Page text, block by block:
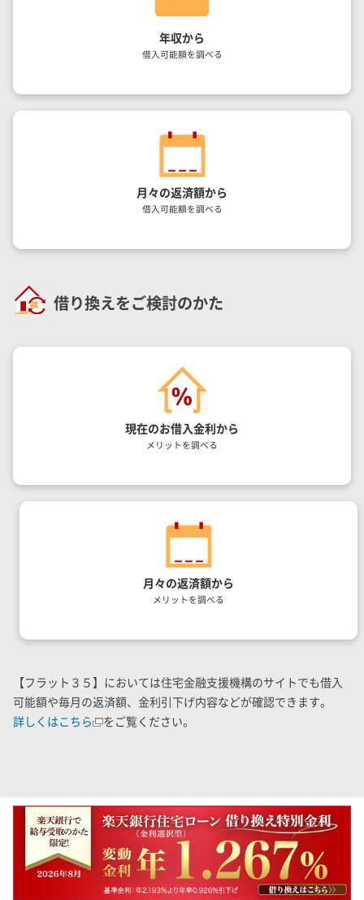
年収から
借入可能額を調べる
月々の返済額から
借入可能額を調べる
借り換えをご検討のかた
現在のお借入金利から
メリットを調べる
月々の返済額から
メリットを調べる
【フラット３５】においては住宅金融支援機構のサイトでも借入
可能額や毎月の返済額、金利引下げ内容などが確認できます。
詳しくはこちら
をご覧ください。